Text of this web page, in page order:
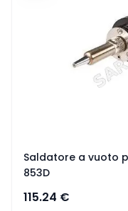
Saldatore a vuoto
853D
115.24 €